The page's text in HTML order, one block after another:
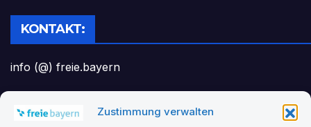
Zustimmung verwalten
KONTAKT:
info (@) freie.bayern